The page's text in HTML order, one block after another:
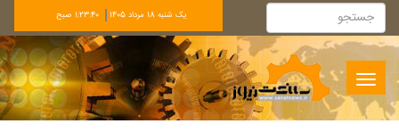
يک شنبه 18 مرداد 1405 1:23:40 صبح
Toggle
navigation